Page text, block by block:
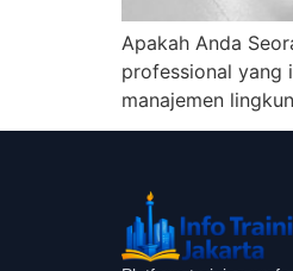
Apakah Anda
professional yang
manajemen